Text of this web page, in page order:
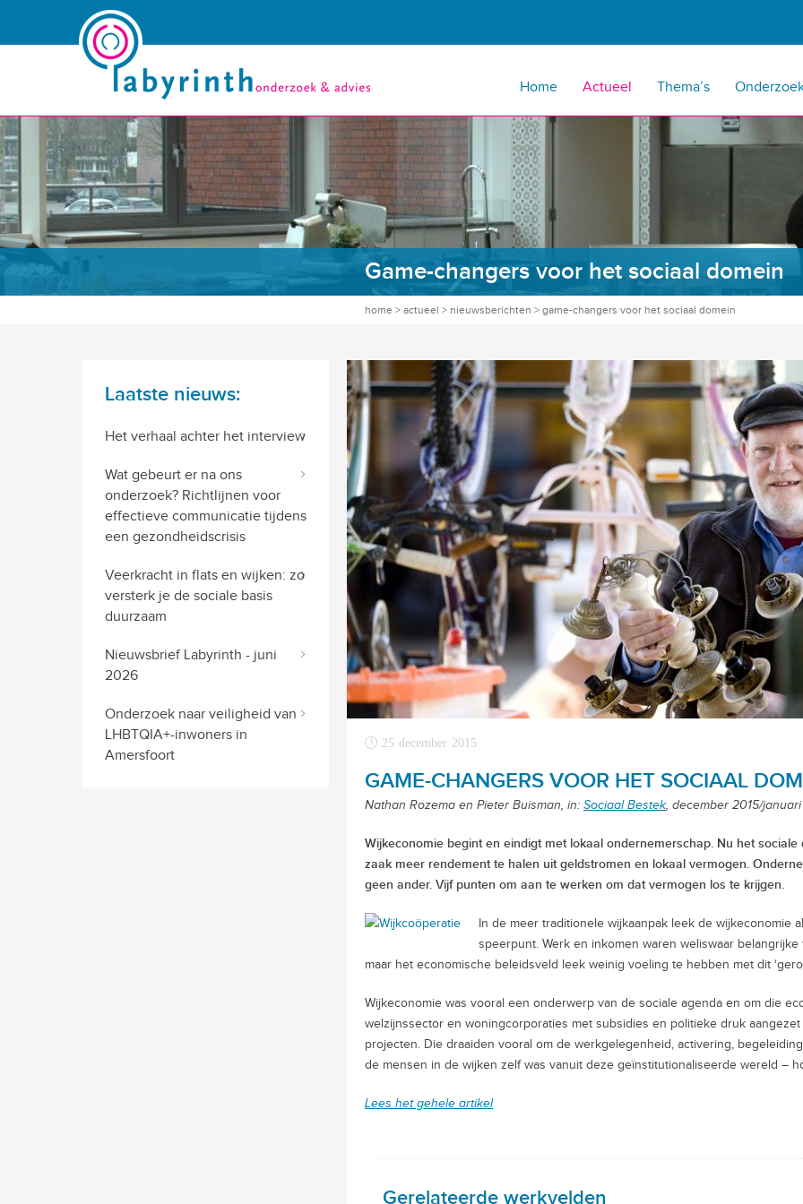
Home Actueel Thema’s
Game-changers voor het sociaal domein
home > actueel > nieuwsberichten > game-changers voor het sociaal domein
Laatste nieuws:
Het verhaal achter het interview
Wat gebeurt er na ons
onderzoek? Richtlijnen voor
effectieve communicatie tijdens
een gezondheidscrisis
Veerkracht in flats en wijken: zo
versterk je de sociale basis
duurzaam
Nieuwsbrief Labyrinth - juni
2026
Onderzoek naar veiligheid van
LHBTQIA+-inwoners in
Amersfoort
25 december 2015
GAME-CHANGERS VOOR HET SOCIAAL
Nathan Rozema en Pieter Buisman, in: Sociaal Bestek, december 2015/
Wijkeconomie begint en eindigt met lokaal ondernemerschap. Nu het
zaak meer rendement te halen uit geldstromen en lokaal vermogen.
geen ander. Vijf punten om aan te werken om dat vermogen los te krijgen.
In de meer traditionele wijkaanpak leek de wijkeconomie
speerpunt. Werk en inkomen waren weliswaar
maar het economische beleidsveld leek weinig voeling te hebben met dit
Wijkeconomie was vooral een onderwerp van de sociale agenda en om die
welzijnssector en woningcorporaties met subsidies en politieke druk
projecten. Die draaiden vooral om de werkgelegenheid, activering,
de mensen in de wijken zelf was vanuit deze geïnstitutionaliseerde wereld –
Lees het gehele artikel
Gerelateerde werkvelden